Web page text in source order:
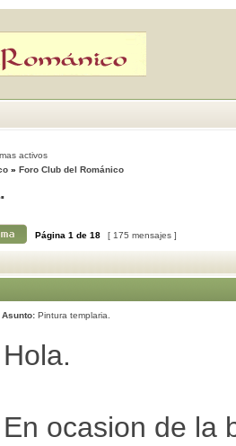
activos
» Foro Club del Románico
Página 1 de 18 [ 175 mensajes ]
Asunto: Pintura templaria.
Hola.
En ocasion de la